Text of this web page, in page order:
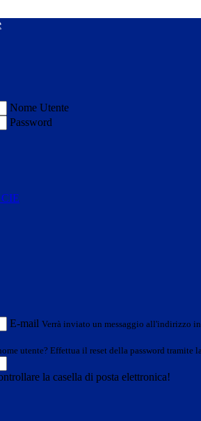
Nome Utente
Password
E-mail Verrà inviato un messaggio all'indirizzo
utente? Effettua il reset della password tramite
la casella di posta elettronica!